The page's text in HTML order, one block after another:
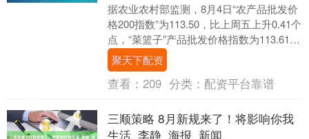
据农业农村部监测，8月4日“农产品批发价
格200指数”为113.50，比上周五上升0.41个
点，“菜篮子”产品批发价格指数为113.61，
比上周五上升0.47个....
聚天下配资
查看： 209 分类： 配资平台靠谱
三顺策略 8月新规来了！将影响你我
生活_李静_海报_新闻